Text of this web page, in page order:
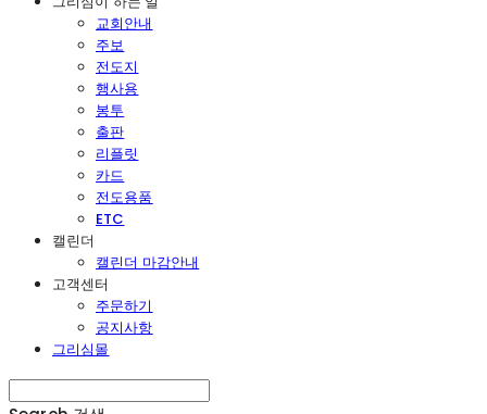
교회안내
주보
전도지
행사용
봉투
출판
리플릿
카드
전도용품
ETC
캘린더
캘린더 마감안내
고객센터
주문하기
공지사항
그리심몰